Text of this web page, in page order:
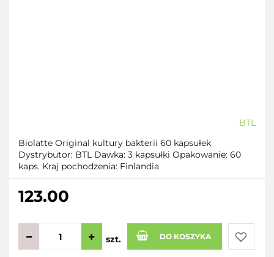
BTL
Biolatte Original kultury bakterii 60 kapsułek
Dystrybutor: BTL Dawka: 3 kapsułki Opakowanie: 60
kaps. Kraj pochodzenia: Finlandia
123.00
szt. DO KOSZYKA